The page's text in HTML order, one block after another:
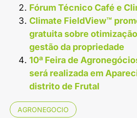
Fórum Técnico Café e
Climate FieldView™
gratuita sobre
gestão da propriedade
10ª Feira de
será realizada em
distrito de Frutal
AGRONEGOCIO